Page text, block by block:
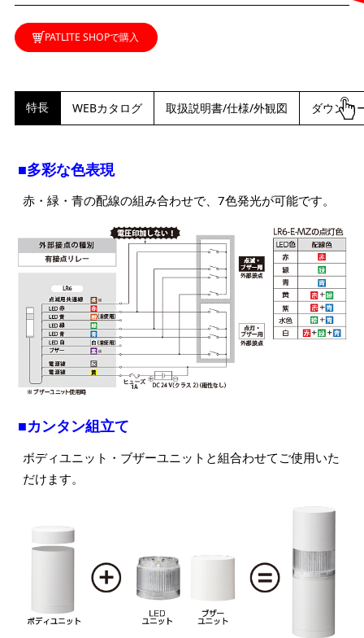
PATLITE SHOPで購入
特長 WEBカタログ 取扱説明書/仕様/外観図 ダウンロ
■多彩な色表現
赤・緑・青の配線の組み合わせで、7色発光が可能です。
■カンタン組立て
ボディユニット・ブザーユニットと組合わせてご使用いた
だけます。